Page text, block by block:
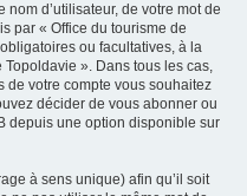
d’utilisateur, de votre mot de
par « Office du tourisme de
ou facultatives, à la
». Dans tous les cas,
de votre compte vous souhaitez
décider de vous abonner ou
depuis une option disponible sur
à sens unique) afin qu’il soit